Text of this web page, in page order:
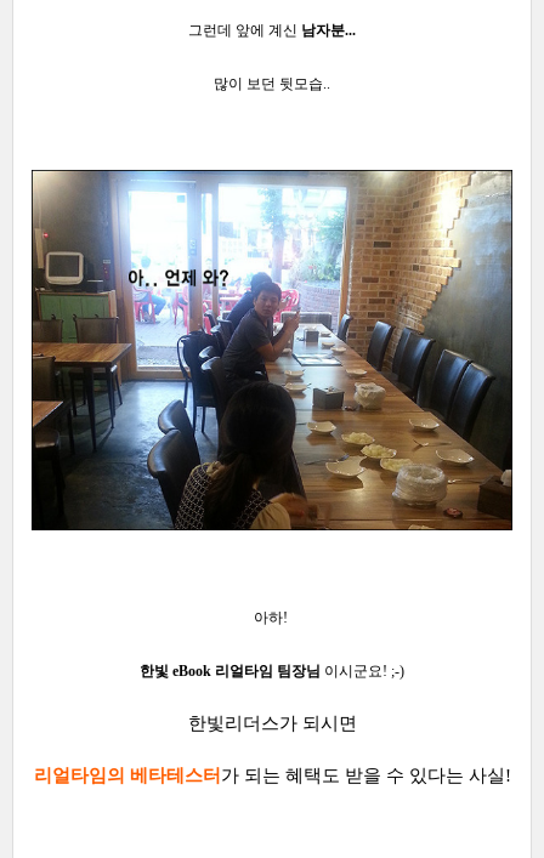
그런데 앞에 계신 남자분...
많이 보던 뒷모습
아하!
한빛 eBook 리얼타임 팀장님 이시군요! ;-)
한빛리더스가 되시면
리얼타임의 베타테스터가 되는 혜택도 받을 수 있다는 사실!